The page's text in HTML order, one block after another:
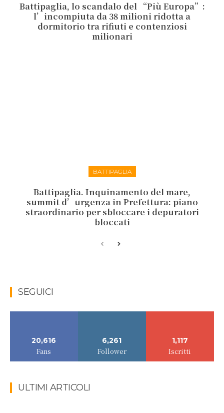
Battipaglia, lo scandalo del “Più Europa”:
l’incompiuta da 38 milioni ridotta a
dormitorio tra rifiuti e contenziosi
milionari
BATTIPAGLIA
Battipaglia. Inquinamento del mare,
summit d’urgenza in Prefettura: piano
straordinario per sbloccare i depuratori
bloccati
SEGUICI
20,616
Fans
6,261
Follower
1,117
Iscritti
ULTIMI ARTICOLI